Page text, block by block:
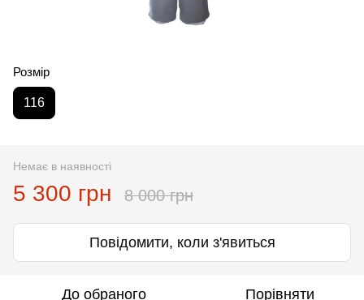
Розмір
116
Немає в наявності
5 300 грн 8 000 грн
Повідомити, коли з'явиться
До обраного Порівняти